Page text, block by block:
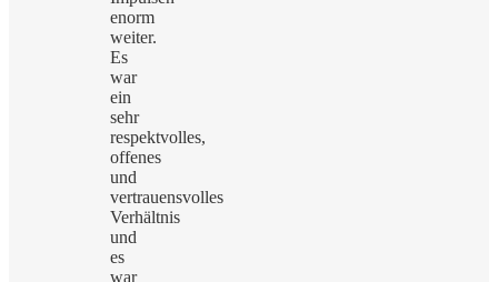
enorm
weiter.
Es
war
ein
sehr
respektvolles,
offenes
und
vertrauensvolles
Verhältnis
und
es
war